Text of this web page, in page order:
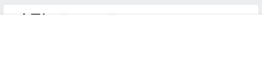
0 条回复